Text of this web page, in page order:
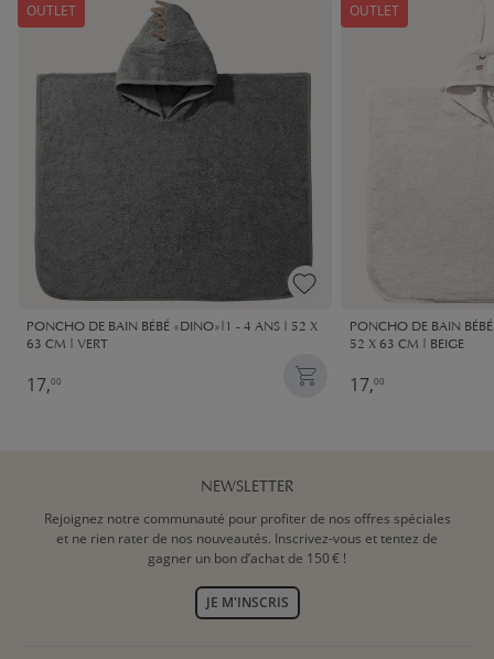
OUTLET
PONCHO DE BAIN BÉBÉ «DINO»|1 - 4 ANS | 52 X
63 CM | VERT
17,00
OUTLET
PONCHO DE BAIN
52 X 63 CM | BEIGE
17,00
NEWSLETTER
Rejoignez notre communauté pour profiter de nos offres spéciales
et ne rien rater de nos nouveautés. Inscrivez-vous et tentez de
gagner un bon d’achat de 150 € !
JE M'INSCRIS